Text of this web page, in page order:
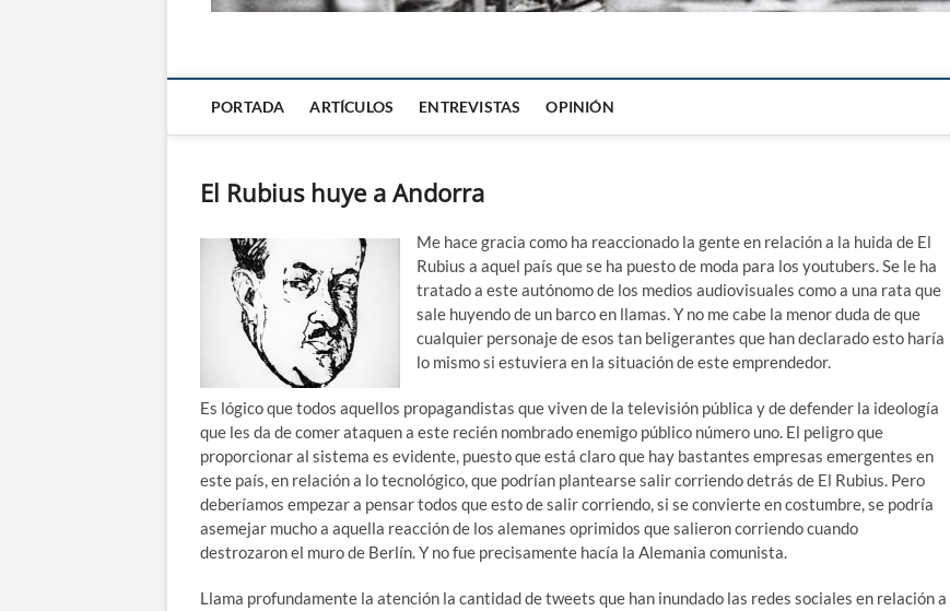
PORTADA ARTÍCULOS ENTREVISTAS OPINIÓN
El Rubius huye a Andorra
Me hace gracia como ha reaccionado la gente en relación a la huida de El
Rubius a aquel país que se ha puesto de moda para los youtubers. Se le ha
tratado a este autónomo de los medios audiovisuales como a una rata que
sale huyendo de un barco en llamas. Y no me cabe la menor duda de que
cualquier personaje de esos tan beligerantes que han declarado esto haría
lo mismo si estuviera en la situación de este emprendedor.
Es lógico que todos aquellos propagandistas que viven de la televisión pública y de defender la ideología
que les da de comer ataquen a este recién nombrado enemigo público número uno. El peligro que
proporcionar al sistema es evidente, puesto que está claro que hay bastantes empresas emergentes en
este país, en relación a lo tecnológico, que podrían plantearse salir corriendo detrás de El Rubius. Pero
deberíamos empezar a pensar todos que esto de salir corriendo, si se convierte en costumbre, se podría
asemejar mucho a aquella reacción de los alemanes oprimidos que salieron corriendo cuando
destrozaron el muro de Berlín. Y no fue precisamente hacía la Alemania comunista.
Llama profundamente la atención la cantidad de tweets que han inundado las redes sociales en relación a